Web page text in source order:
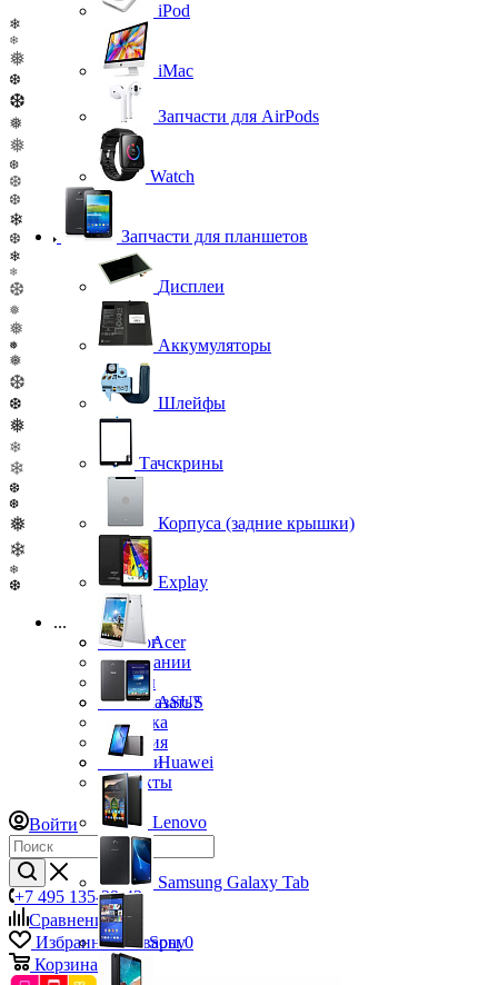
❄
❄
❅
❆
❆
❅
❅
❆
❆
❆
❄
❆
❄
❄
❆
❅
❅
❅
❅
❆
❆
❅
❄
❄
❆
❆
❅
❄
❄
❆
...
Каталог
О компании
Бренды
Как заказать?
Доставка
Гарантия
Новости
Контакты
Войти
+7 495 135-39-43
Сравнение0
Избранные товары 0
Корзина
iPod
iMac
Запчасти для AirPods
Watch
Запчасти для планшетов
Дисплеи
Аккумуляторы
Шлейфы
Тачскрины
Корпуса (задние крышки)
Explay
Acer
ASUS
Huawei
Lenovo
Samsung Galaxy Tab
Sony